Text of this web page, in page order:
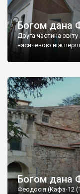
Богом дана
Друга частина
насиченою ніж
Богом дана
Феодосія (Кафа-12